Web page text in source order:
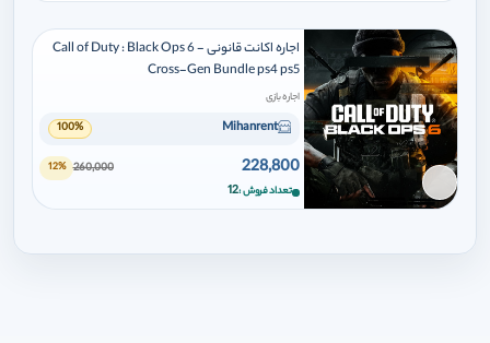
برای افزودن وارد شوید
اجاره اکانت قانونی Call of Duty : Black Ops 6 -
Cross-Gen Bundle ps4 ps5
اجاره بازی
Mihanrent
100%
228,800
260,000
12%
تعداد فروش 12